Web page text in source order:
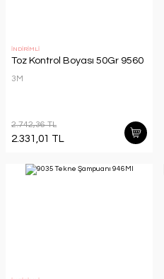
İNDİRİMLİ
Toz Kontrol Boyası 50Gr 9560
3M
2.742,36 TL
2.331,01 TL